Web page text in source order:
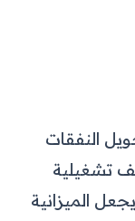
النفقات
تشغيلية
الميزانية